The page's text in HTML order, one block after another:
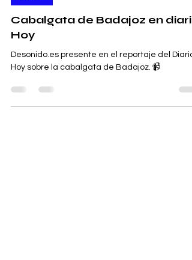
Noticia
Cabalgata de Badajoz en diario
Hoy
Desonido.es presente en el reportaje del Diario
Hoy sobre la cabalgata de Badajoz. 📹